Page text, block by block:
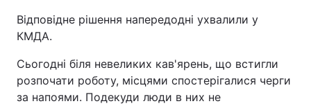
Економіка
Спорт Наука
Техно і зв'язок Лайт
Відповідне рішення напередодні ухвалили у
КМДА.
Сьогодні біля невеликих кав'ярень, що встигли
розпочати роботу, місцями спостерігалися черги
за напоями. Подекуди люди в них не